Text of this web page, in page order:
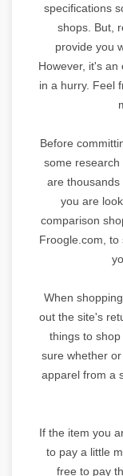
specifications
shops. But,
provide you
However, it's an
in a hurry. Feel
Before
some research
are
you are
comparison
Froogle.com, to
When
out the site's
things to
sure whether
apparel from a
If the item you
to pay a little
free to pay